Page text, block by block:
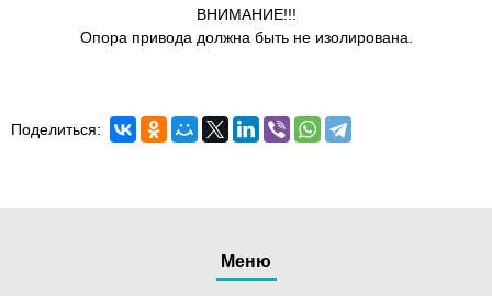
ВНИМАНИЕ!!!
Опора привода должна быть не изолирована.
Поделиться:
Меню